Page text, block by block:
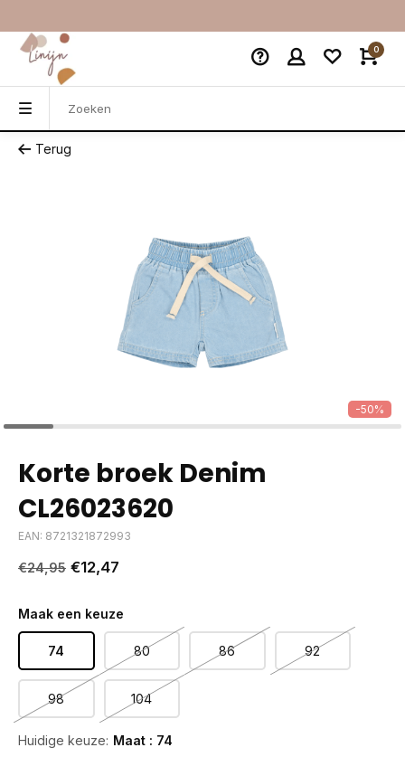
0
Terug
-50%
Korte broek Denim
CL26023620
EAN: 8721321872993
€24,95 €12,47
Maak een keuze
74 80 86 92
98 104
Huidige keuze: Maat : 74